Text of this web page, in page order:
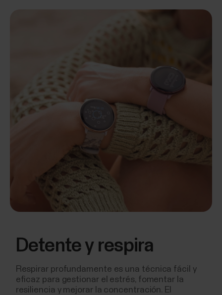
Detente y respira
Respirar profundamente es una técnica fácil y
eficaz para gestionar el estrés, fomentar la
resiliencia y mejorar la concentración. El